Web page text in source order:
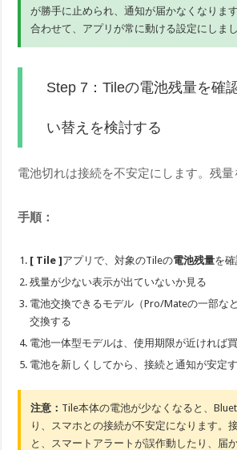
が勝手に止められ、通知が届かなくなりま
合わせて、アプリが常に動ける設定にしまし
Step 7：Tileの電池残量を確
い替えを検討する
電池切れは接続を不安定にします。残量
手順：
[ Tile ]アプリで、対象のTileの電池残量を
残量が少ない表示が出ていないか見る
電池交換できるモデル（Pro/Mateの一部な
交換する
電池一体型モデルは、使用期限が近ければ
電池を新しくしてから、接続と通知が安定
注意： Tile本体の電池が少なくなると、
り、スマホとの接続が不安定になります。
と、スマートアラートが誤作動したり、届